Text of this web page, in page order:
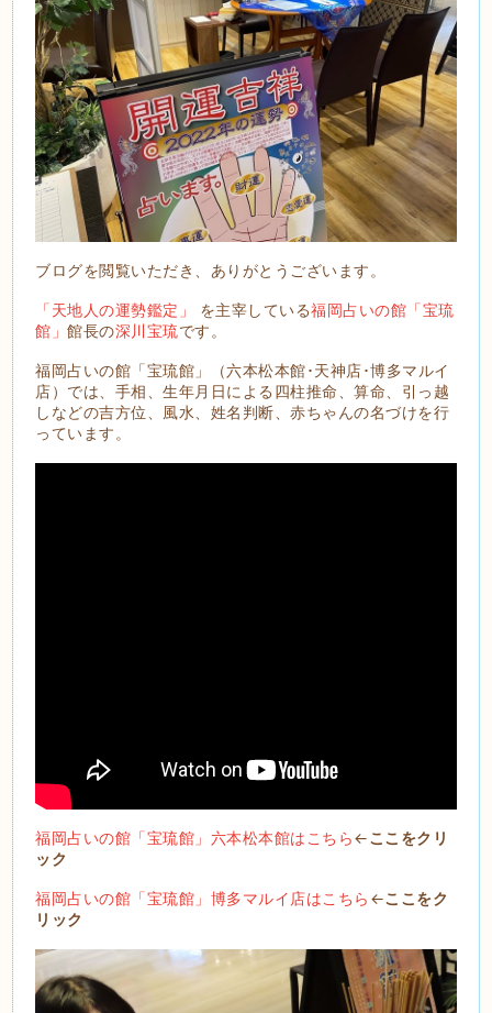
ブログを閲覧いただき、ありがとうございます。
「天地人の運勢鑑定」 を主宰している福岡占いの館「宝琉
館」館長の深川宝琉です。
福岡占いの館「宝琉館」（六本松本館･天神店･博多マルイ
店）では、手相、生年月日による四柱推命、算命、引っ越
しなどの吉方位、風水、姓名判断、赤ちゃんの名づけを行
っています。
福岡占いの館「宝琉館」六本松本館はこちら←ここをクリ
ック
福岡占いの館「宝琉館」博多マルイ店はこちら ←ここをク
リック